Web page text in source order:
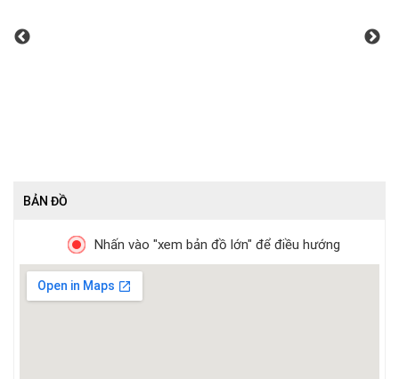
BẢN ĐỒ
Nhấn vào "xem bản đồ lớn" để điều hướng